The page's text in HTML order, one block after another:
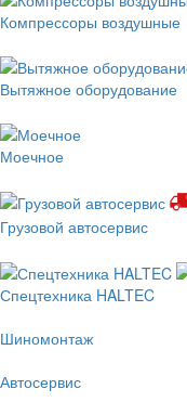
Компрессоры воздушные
Вытяжное оборудование
Моечное
Грузовой автосервис
Спецтехника HALTEC
Шиномонтаж
Автосервис